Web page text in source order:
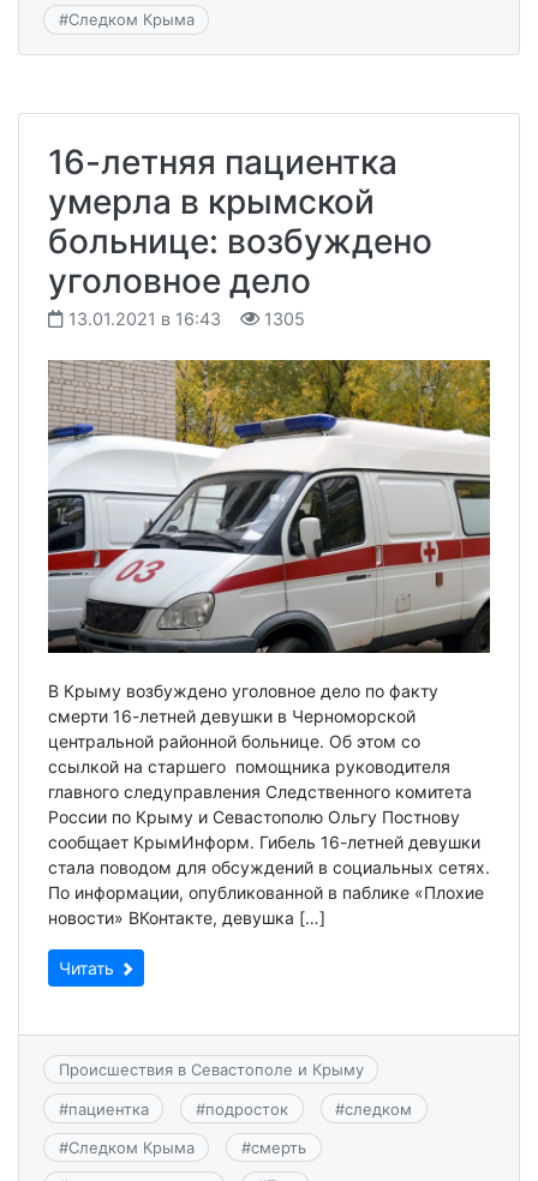
#Следком Крыма
16-летняя пациентка
умерла в крымской
больнице: возбуждено
уголовное дело
13.01.2021 в 16:43 1305
В Крыму возбуждено уголовное дело по факту
смерти 16-летней девушки в Черноморской
центральной районной больнице. Об этом со
ссылкой на старшего помощника руководителя
главного следуправления Следственного комитета
России по Крыму и Севастополю Ольгу Постнову
сообщает КрымИнформ. Гибель 16-летней девушки
стала поводом для обсуждений в социальных сетях.
По информации, опубликованной в паблике «Плохие
новости» ВКонтакте, девушка […]
Читать
Происшествия в Севастополе и Крыму
#пациентка #подросток #следком
#Следком Крыма #смерть